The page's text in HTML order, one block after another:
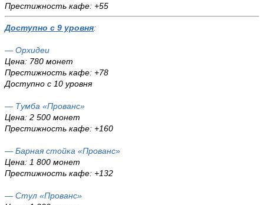
Престижность кафе: +55
Доступно с 9 уровня:
— Орхидеи
Цена: 780 монет
Престижность кафе: +78
Доступно с 10 уровня
— Тумба «Прованс»
Цена: 2 500 монет
Престижность кафе: +160
— Барная стойка «Прованс»
Цена: 1 800 монет
Престижность кафе: +132
— Стул «Прованс»